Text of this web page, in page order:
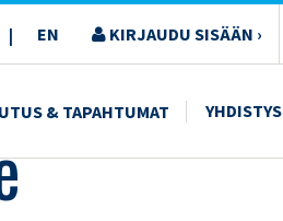
| EN KIRJAUDU SISÄÄN ›
& TAPAHTUMAT YHDISTYS